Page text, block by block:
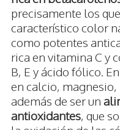
precisamente los
característico color
como potentes
rica en vitamina C y
B, E y ácido fólico.
en calcio,
además de ser un
antioxidantes, que